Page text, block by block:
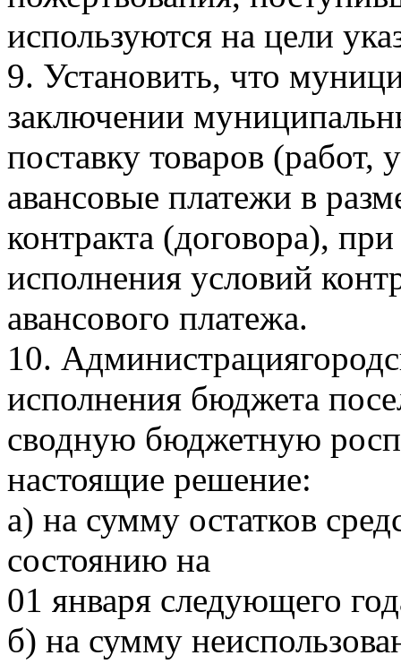
используются на цели
9. Установить, что
заключении
поставку товаров (работ,
авансовые платежи в
контракта (договора),
исполнения условий
авансового платежа.
10.
исполнения бюджета
сводную бюджетную
настоящие решение:
а) на сумму остатков
состоянию на
01 января следующего
б) на сумму